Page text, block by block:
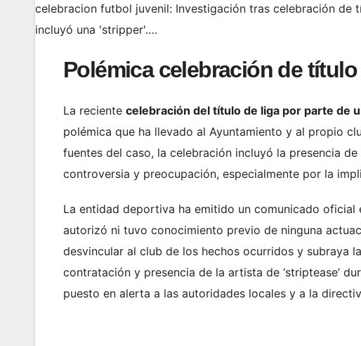
celebracion futbol juvenil: Investigación tras celebración
incluyó una 'stripper'.…
Polémica celebración de
La reciente celebración del título de liga por parte de
polémica que ha llevado al Ayuntamiento y al propio
fuentes del caso, la celebración incluyó la presencia de
controversia y preocupación, especialmente por la
La entidad deportiva ha emitido un comunicado oficial
autorizó ni tuvo conocimiento previo de ninguna
desvincular al club de los hechos ocurridos y subraya
contratación y presencia de la artista de ‘striptease’
puesto en alerta a las autoridades locales y a la